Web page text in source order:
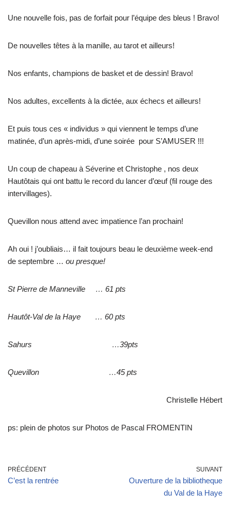
Une nouvelle fois, pas de forfait pour l’équipe des bleus ! Bravo!
De nouvelles têtes à la manille, au tarot et ailleurs!
Nos enfants, champions de basket et de dessin! Bravo!
Nos adultes, excellents à la dictée, aux échecs et ailleurs!
Et puis tous ces « individus » qui viennent le temps d’une
matinée, d’un après-midi, d’une soirée pour S’AMUSER !!!
Un coup de chapeau à Séverine et Christophe , nos deux
Hautôtais qui ont battu le record du lancer d’œuf (fil rouge des
intervillages).
Quevillon nous attend avec impatience l’an prochain!
Ah oui ! j’oubliais… il fait toujours beau le deuxième week-end
de septembre … ou presque!
St Pierre de Manneville … 61 pts
Hautôt-Val de la Haye … 60 pts
Sahurs …39pts
Quevillon …45 pts
Christelle Hébert
ps: plein de photos sur Photos de Pascal FROMENTIN
PRÉCÉDENT
C’est la rentrée
SUIVANT
Ouverture de la bibliotheque
du Val de la Haye